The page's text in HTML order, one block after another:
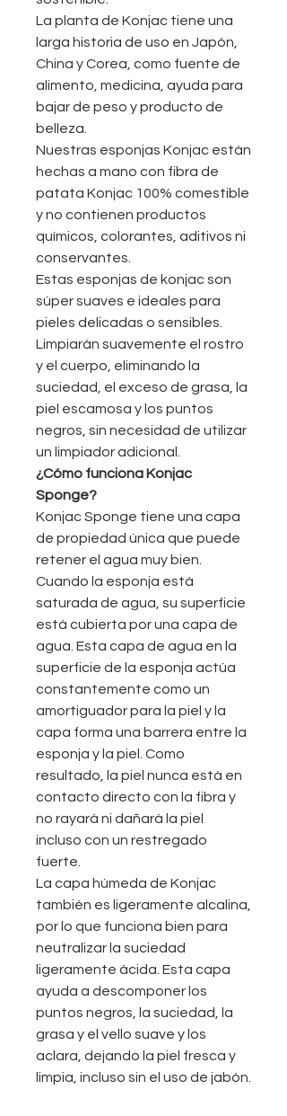
La planta de Konjac tiene una
larga historia de uso en Japón,
China y Corea, como fuente de
alimento, medicina, ayuda para
bajar de peso y producto de
belleza.
Nuestras esponjas Konjac están
hechas a mano con fibra de
patata Konjac 100% comestible
y no contienen productos
químicos, colorantes, aditivos ni
conservantes.
Estas esponjas de konjac son
súper suaves e ideales para
pieles delicadas o sensibles.
Limpiarán suavemente el rostro
y el cuerpo, eliminando la
suciedad, el exceso de grasa, la
piel escamosa y los puntos
negros, sin necesidad de utilizar
un limpiador adicional.
¿Cómo funciona Konjac
Sponge?
Konjac Sponge tiene una capa
de propiedad única que puede
retener el agua muy bien.
Cuando la esponja está
saturada de agua, su superficie
está cubierta por una capa de
agua. Esta capa de agua en la
superficie de la esponja actúa
constantemente como un
amortiguador para la piel y la
capa forma una barrera entre la
esponja y la piel. Como
resultado, la piel nunca está en
contacto directo con la fibra y
no rayará ni dañará la piel
incluso con un restregado
fuerte.
La capa húmeda de Konjac
también es ligeramente alcalina,
por lo que funciona bien para
neutralizar la suciedad
ligeramente ácida. Esta capa
ayuda a descomponer los
puntos negros, la suciedad, la
grasa y el vello suave y los
aclara, dejando la piel fresca y
limpia, incluso sin el uso de jabón.